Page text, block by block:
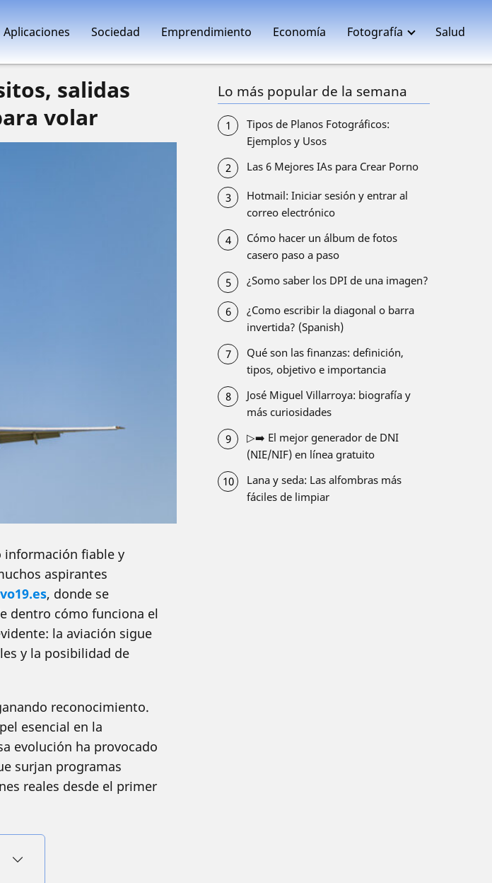
Aplicaciones Sociedad Emprendimiento Economía Fotografía Salud
salidas
volar
información fiable y
aspirantes
, donde se
dentro cómo funciona el
la aviación sigue
y la posibilidad de
reconocimiento.
esencial en la
evolución ha provocado
surjan programas
reales desde el primer
Lo más popular de la semana
Tipos de Planos Fotográficos:
Ejemplos y Usos
Las 6 Mejores IAs para Crear Porno
Hotmail: Iniciar sesión y entrar al
correo electrónico
Cómo hacer un álbum de fotos
casero paso a paso
¿Somo saber los DPI de una imagen?
¿Como escribir la diagonal o barra
invertida? (Spanish)
Qué son las finanzas: definición,
tipos, objetivo e importancia
José Miguel Villarroya: biografía y
más curiosidades
▷➡️ El mejor generador de DNI
(NIE/NIF) en línea gratuito
Lana y seda: Las alfombras más
fáciles de limpiar